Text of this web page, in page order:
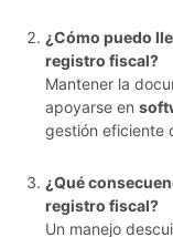
¿Cómo puedo
registro fiscal?
Mantener la
apoyarse en
gestión eficiente
¿Qué
registro fiscal?
Un manejo